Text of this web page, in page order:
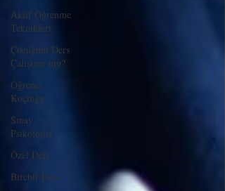
Aktif Öğrenme
Teknikleri
Çocuğum Ders
Çalışıyor mu?
Öğrenci
Koçluğu
Sınav
Psikolojisi
Özel Ders
Birebir Ders